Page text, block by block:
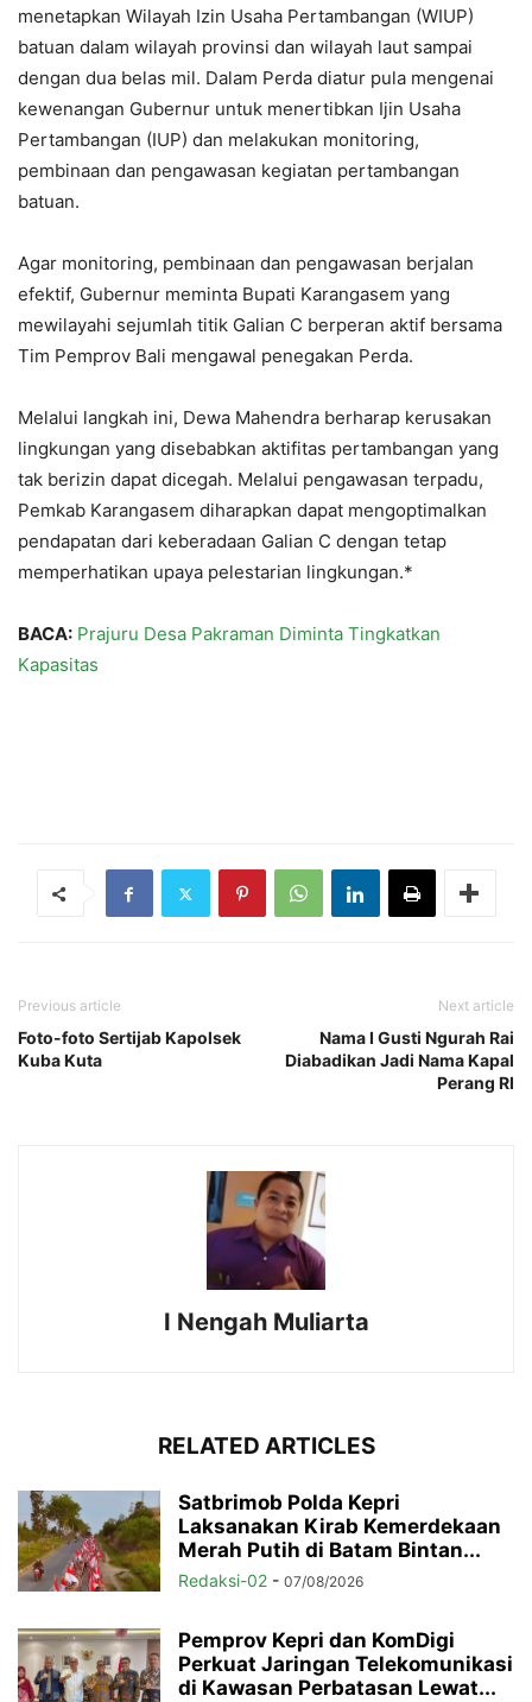
menetapkan Wilayah Izin Usaha Pertambangan (WIUP)
batuan dalam wilayah provinsi dan wilayah laut sampai
dengan dua belas mil. Dalam Perda diatur pula mengenai
kewenangan Gubernur untuk menertibkan Ijin Usaha
Pertambangan (IUP) dan melakukan monitoring,
pembinaan dan pengawasan kegiatan pertambangan
batuan.
Agar monitoring, pembinaan dan pengawasan berjalan
efektif, Gubernur meminta Bupati Karangasem yang
mewilayahi sejumlah titik Galian C berperan aktif bersama
Tim Pemprov Bali mengawal penegakan Perda.
Melalui langkah ini, Dewa Mahendra berharap kerusakan
lingkungan yang disebabkan aktifitas pertambangan yang
tak berizin dapat dicegah. Melalui pengawasan terpadu,
Pemkab Karangasem diharapkan dapat mengoptimalkan
pendapatan dari keberadaan Galian C dengan tetap
memperhatikan upaya pelestarian lingkungan.*
BACA: Prajuru Desa Pakraman Diminta Tingkatkan
Kapasitas
Previous article
Foto-foto Sertijab Kapolsek
Kuba Kuta
Next article
Nama I Gusti Ngurah Rai
Diabadikan Jadi Nama Kapal
Perang RI
I Nengah Muliarta
RELATED ARTICLES
Satbrimob Polda Kepri
Laksanakan Kirab Kemerdekaan
Merah Putih di Batam Bintan...
Redaksi-02 - 07/08/2026
Pemprov Kepri dan KomDigi
Perkuat Jaringan Telekomunikasi
di Kawasan Perbatasan Lewat...